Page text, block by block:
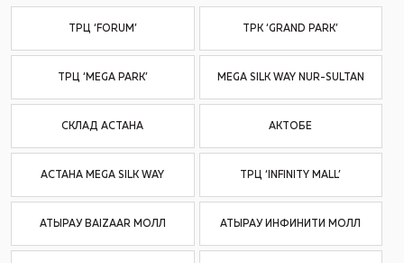
ТРЦ ‘FORUM’ ТРК ‘GRAND PARK’
ТРЦ ‘MEGA PARK’ MEGA SILK WAY NUR-SULTAN
СКЛАД АСТАНА АКТОБЕ
АСТАНА MEGA SILK WAY ТРЦ ‘INFINITY MALL’
АТЫРАУ BAIZAAR МОЛЛ АТЫРАУ ИНФИНИТИ МОЛЛ